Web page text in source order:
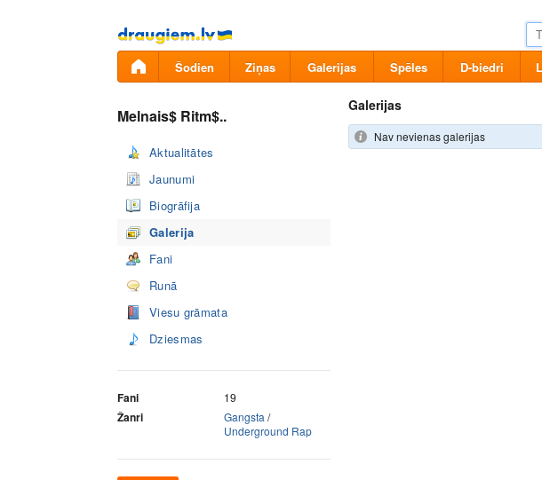
Pāriet
uz
saturu
Šodien Ziņas Galerijas Spēles D-biedri
Melnais$ Ritm$..
Aktualitātes
Jaunumi
Biogrāfija
Galerija
Fani
Runā
Viesu grāmata
Dziesmas
Fani 19
Žanri Gangsta /
Underground Rap
Galerijas
Nav nevienas galerijas